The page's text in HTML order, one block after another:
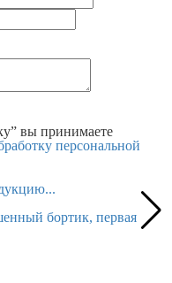
вы принимаете
персональной
бортик, первая